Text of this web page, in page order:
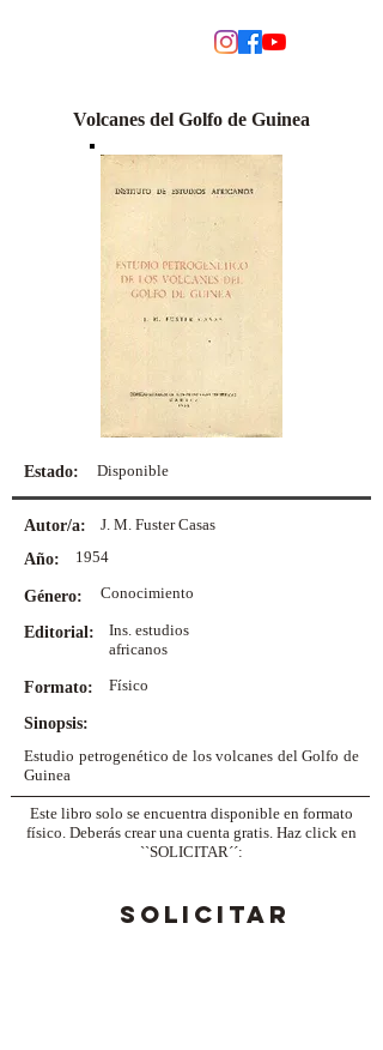
Volcanes del Golfo de Guinea
Estado: Disponible
Autor/a:
J. M. Fuster Casas
Año:
1954
Género: Conocimiento
Ins. estudios
africanos
Editorial:
Formato: Físico
Sinopsis:
Estudio petrogenético de los volcanes del Golfo de
Guinea
Este libro solo se encuentra disponible en formato
físico. Deberás crear una cuenta gratis. Haz click en
``SOLICITAR´´:
SOLICITAR